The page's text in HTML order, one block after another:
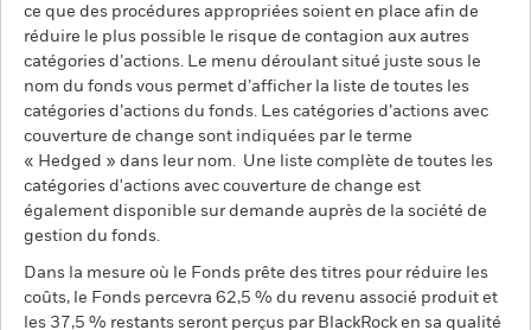
ce que des procédures appropriées soient en place afin de
réduire le plus possible le risque de contagion aux autres
catégories d’actions. Le menu déroulant situé juste sous le
nom du fonds vous permet d’afficher la liste de toutes les
catégories d’actions du fonds. Les catégories d’actions avec
couverture de change sont indiquées par le terme
« Hedged » dans leur nom. Une liste complète de toutes les
catégories d'actions avec couverture de change est
également disponible sur demande auprès de la société de
gestion du fonds.
Dans la mesure où le Fonds prête des titres pour réduire les
coûts, le Fonds percevra 62,5 % du revenu associé produit et
les 37,5 % restants seront perçus par BlackRock en sa qualité